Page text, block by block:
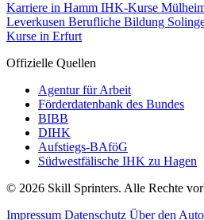
Karriere in Hamm IHK-Kurse
Leverkusen Berufliche Bildung
Kurse in Erfurt
Offizielle Quellen
Agentur für Arbeit
Förderdatenbank des Bundes
BIBB
DIHK
Aufstiegs-BAföG
Südwestfälische IHK zu Hagen
© 2026 Skill Sprinters. Alle Rechte
Impressum Datenschutz Über den